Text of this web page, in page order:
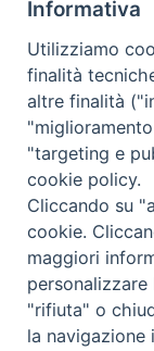
Seguici su
Copyright © 2023 -
Informativa
Utilizziamo
finalità
altre finalità
"targeting e
cookie policy.
Cliccando su
cookie.
maggiori
"rifiuta" o
la navigazione